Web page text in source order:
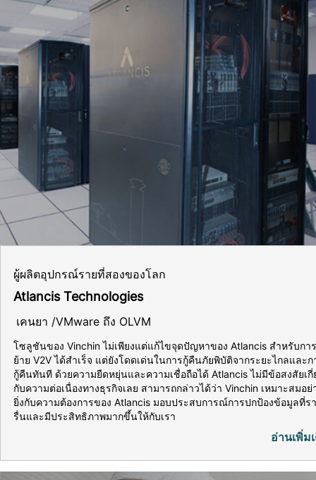
ผู้ผลิตอุปกรณ์รายที่สองของโลก
Atlancis Technologies
เคนยา /VMware ถึง OLVM
โซลูชันของ Vinchin ไม่เพียงแต่แก้ไขจุดปัญหาของ Atlancis สำหรับการ
ย้าย V2V ได้สำเร็จ แต่ยังโดดเด่นในการกู้คืนภัยพิบัติจากระยะไกลและก
กู้คืนทันที ด้วยความยืดหยุ่นและความเชื่อถือได้ Atlancis ไม่มีข้อสงสัยเกี่
กับความต่อเนื่องทางธุรกิจเลย สามารถกล่าวได้ว่า Vinchin เหมาะสมอย่
ยิ่งกับความต้องการของ Atlancis มอบประสบการณ์การปกป้องข้อมูลที่ร
รื่นและมีประสิทธิภาพมากขึ้นให้กับเรา
อ่านเพิ่ม